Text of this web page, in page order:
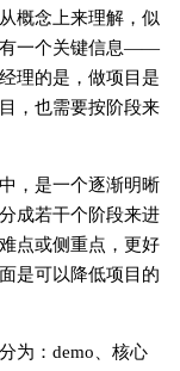
概念上来理解，似
有一个关键信息——
理的是，做项目是
，也需要按阶段来
，是一个逐渐明晰
成若干个阶段来进
点或侧重点，更好
是可以降低项目的
为：demo、核心